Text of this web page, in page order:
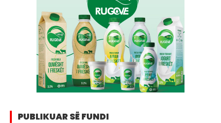
PUBLIKUAR SË FUNDI